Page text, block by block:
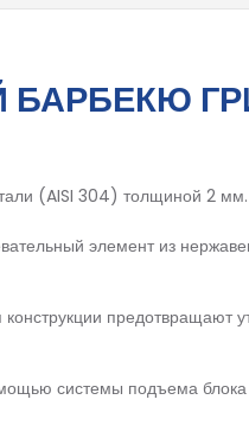
БАРБЕКЮ
(AISI 304) толщиной 2 мм.
элемент из
предотвращают
системы подъема блока